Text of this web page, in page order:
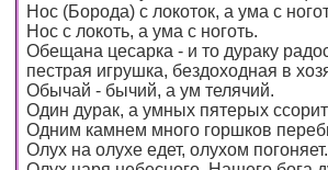
Нос (Борода) с локоток, а ума с
Нос с локоть, а ума с ноготь.
Обещана цесарка - и то дураку
пестрая игрушка, бездоходная в
Обычай - бычий, а ум телячий.
Один дурак, а умных пятерых
Одним камнем много горшков
Олух на олухе едет, олухом погоняет.